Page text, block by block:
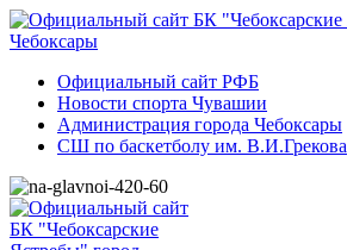
Официальный сайт РФБ
Новости спорта Чувашии
Администрация города Чебоксары
СШ по баскетболу им. В.И.Грекова